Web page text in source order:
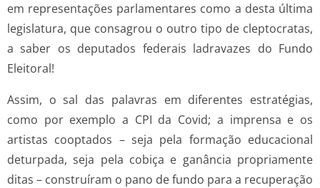
em representações parlamentares como a desta última
legislatura, que consagrou o outro tipo de cleptocratas,
a saber os deputados federais ladravazes do Fundo
Eleitoral!
Assim, o sal das palavras em diferentes estratégias,
como por exemplo a CPI da Covid; a imprensa e os
artistas cooptados – seja pela formação educacional
deturpada, seja pela cobiça e ganância propriamente
ditas – construíram o pano de fundo para a recuperação